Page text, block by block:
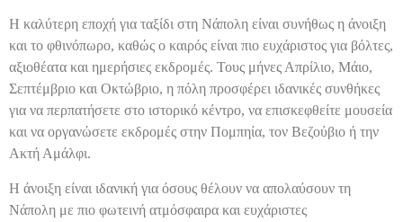
Η καλύτερη εποχή για ταξίδι στη Νάπολη είναι συνήθως η άνοιξη
και το φθινόπωρο, καθώς ο καιρός είναι πιο ευχάριστος για βόλτες,
αξιοθέατα και ημερήσιες εκδρομές. Τους μήνες Απρίλιο, Μάιο,
Σεπτέμβριο και Οκτώβριο, η πόλη προσφέρει ιδανικές συνθήκες
για να περπατήσετε στο ιστορικό κέντρο, να επισκεφθείτε μουσεία
και να οργανώσετε εκδρομές στην Πομπηία, τον Βεζούβιο ή την
Ακτή Αμάλφι.
Η άνοιξη είναι ιδανική για όσους θέλουν να απολαύσουν τη
Νάπολη με πιο φωτεινή ατμόσφαιρα και ευχάριστες